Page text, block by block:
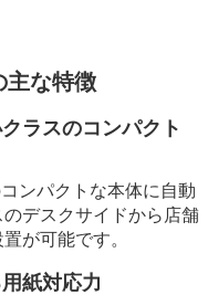
主な特徴
ラスのコンパクト
ンパクトな本体に自動
デスクサイドから店舗
が可能です。
紙対応力